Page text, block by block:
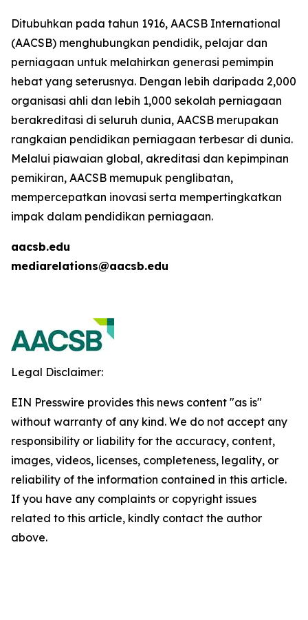
Ditubuhkan pada tahun 1916, AACSB International
(AACSB) menghubungkan pendidik, pelajar dan
perniagaan untuk melahirkan generasi pemimpin
hebat yang seterusnya. Dengan lebih daripada 2,000
organisasi ahli dan lebih 1,000 sekolah perniagaan
berakreditasi di seluruh dunia, AACSB merupakan
rangkaian pendidikan perniagaan terbesar di dunia.
Melalui piawaian global, akreditasi dan kepimpinan
pemikiran, AACSB memupuk penglibatan,
mempercepatkan inovasi serta mempertingkatkan
impak dalam pendidikan perniagaan.
aacsb.edu
mediarelations@aacsb.edu
Legal Disclaimer:
EIN Presswire provides this news content "as is"
without warranty of any kind. We do not accept any
responsibility or liability for the accuracy, content,
images, videos, licenses, completeness, legality, or
reliability of the information contained in this article.
If you have any complaints or copyright issues
related to this article, kindly contact the author
above.